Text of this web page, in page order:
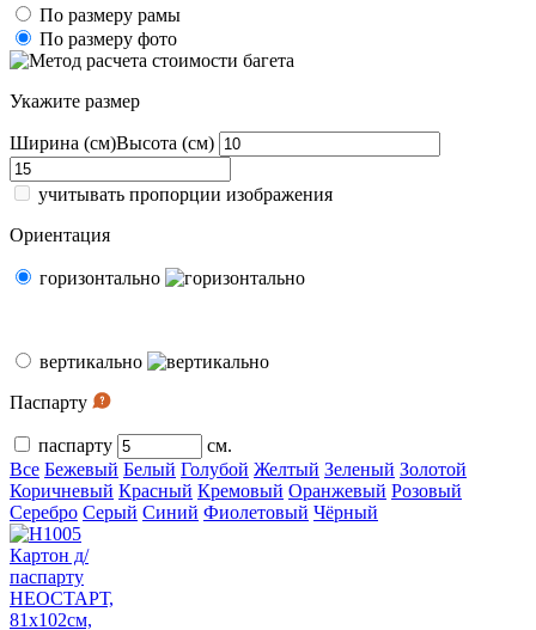
По размеру рамы
По размеру фото
Укажите размер
Ширина (см)Высота (см)
учитывать пропорции изображения
Ориентация
горизонтально
вертикально
Паспарту
паспарту
см.
Все Бежевый Белый Голубой Желтый Зеленый Золотой
Коричневый Красный Кремовый Оранжевый Розовый
Серебро Серый Синий Фиолетовый Чёрный